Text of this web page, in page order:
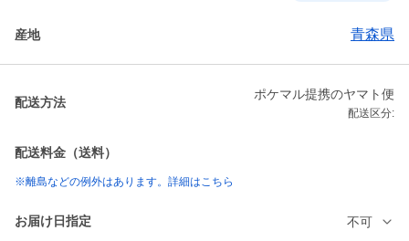
産地 青森県
配送方法
ポケマル提携のヤマト便
配送区分:
配送料金（送料）
※離島などの例外はあります。詳細はこちら
お届け日指定 不可